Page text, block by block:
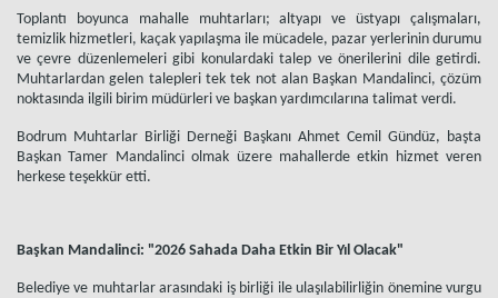
Toplantı boyunca mahalle muhtarları; altyapı ve üstyapı çalışmaları,
temizlik hizmetleri, kaçak yapılaşma ile mücadele, pazar yerlerinin durumu
ve çevre düzenlemeleri gibi konulardaki talep ve önerilerini dile getirdi.
Muhtarlardan gelen talepleri tek tek not alan Başkan Mandalinci, çözüm
noktasında ilgili birim müdürleri ve başkan yardımcılarına talimat verdi.
Bodrum Muhtarlar Birliği Derneği Başkanı Ahmet Cemil Gündüz, başta
Başkan Tamer Mandalinci olmak üzere mahallerde etkin hizmet veren
herkese teşekkür etti.
Başkan Mandalinci: "2026 Sahada Daha Etkin Bir Yıl Olacak"
Belediye ve muhtarlar arasındaki iş birliği ile ulaşılabilirliğin önemine vurgu
Haberin Doğru Adresi.